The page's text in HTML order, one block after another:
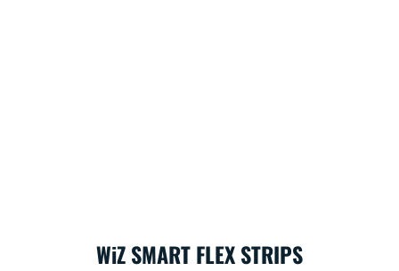
WiZ SMART FLEX STRIPS